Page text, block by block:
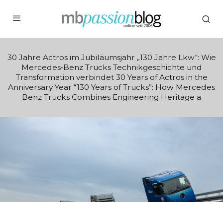
30 Jahre Actros im Jubiläumsjahr „130 Jahre Lkw“: Wie
Mercedes‑Benz Trucks Technikgeschichte und
Transformation verbindet 30 Years of Actros in the
Anniversary Year “130 Years of Trucks”: How Mercedes
Benz Trucks Combines Engineering Heritage a